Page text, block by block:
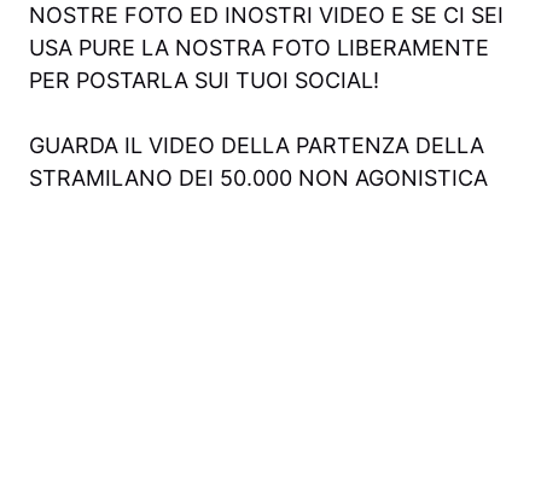
NOSTRE FOTO ED INOSTRI VIDEO E SE CI SEI
USA PURE LA NOSTRA FOTO LIBERAMENTE
PER POSTARLA SUI TUOI SOCIAL!
GUARDA IL VIDEO DELLA PARTENZA DELLA
STRAMILANO DEI 50.000 NON AGONISTICA